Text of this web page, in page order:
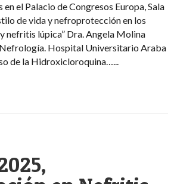
en el Palacio de Congresos Europa, Sala
de vida y nefroprotección en los
nefritis lúpica” Dra. Angela Molina
Hospital Universitario Araba
de la Hidroxicloroquina…...